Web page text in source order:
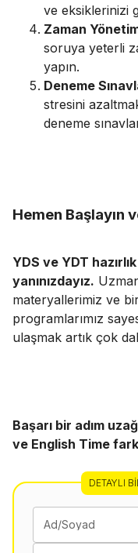
ve eksiklerinizi
Zaman
soruya yeterli
yapın.
Deneme
stresini
deneme
Hemen Başlayın
YDS ve YDT
yanınızdayız.
materyallerimiz ve
programlarımız
ulaşmak artık çok
Başarı bir adım
ve English Time
DETAYLI
Ad/Soyad